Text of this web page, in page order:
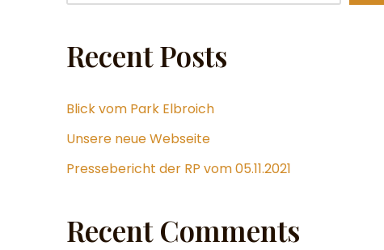
Recent Posts
Blick vom Park Elbroich
Unsere neue Webseite
Pressebericht der RP vom 05.11.2021
Recent Comments